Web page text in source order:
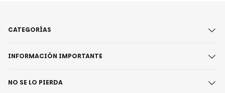
CATEGORÍAS
INFORMACIÓN IMPORTANTE
NO SE LO PIERDA